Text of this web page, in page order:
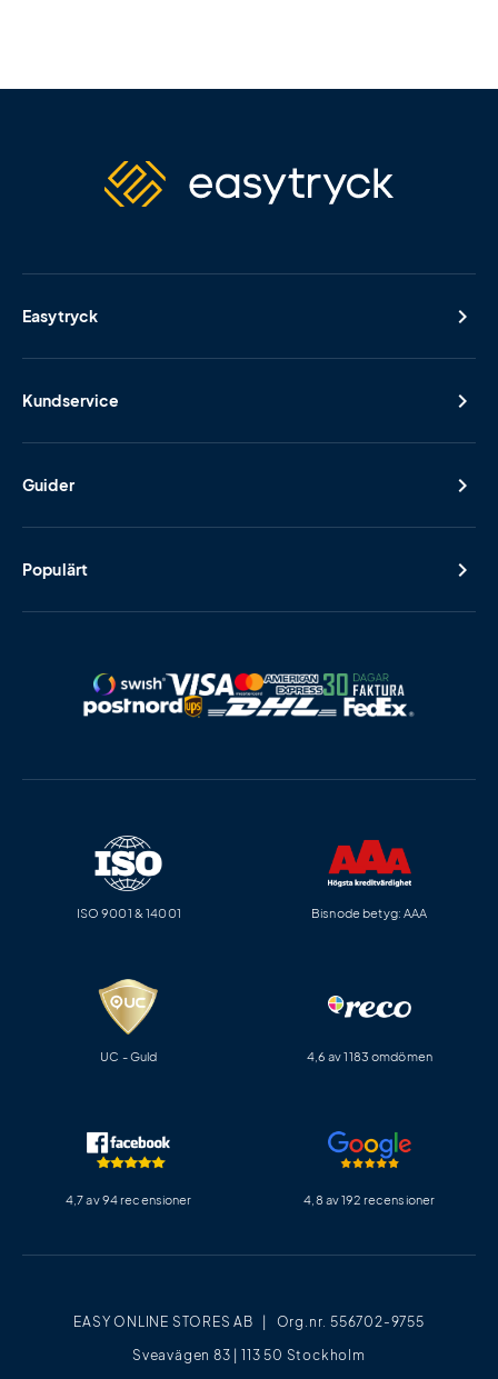
Easytryck
Kundservice
Guider
Populärt
EASY ONLINE STORES AB | Org.nr. 556702-9755
Sveavägen 83 | 113 50 Stockholm
ISO 9001 & 14001 Bisnode betyg: AAA
UC - Guld 4,6 av 1183 omdömen
4,7 av 94 recensioner 4,8 av 192 recensioner